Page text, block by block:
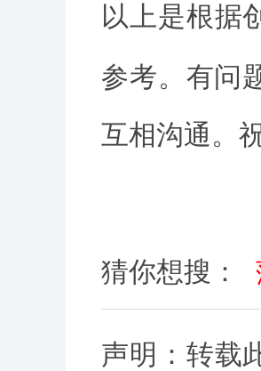
以上是根据
参考。有问
互相沟通。
猜你想搜：
声明：转载